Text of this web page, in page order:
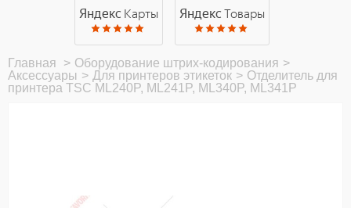
Яндекс Карты Яндекс Товары
Главная > Оборудование штрих-кодирования >
Аксессуары > Для принтеров этикеток > Отделитель для
принтера TSC ML240P, ML241P, ML340P, ML341P